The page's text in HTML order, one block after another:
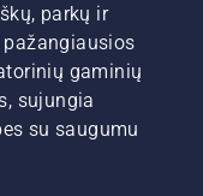
parkų ir
gaminių
sujungia
su saugumu